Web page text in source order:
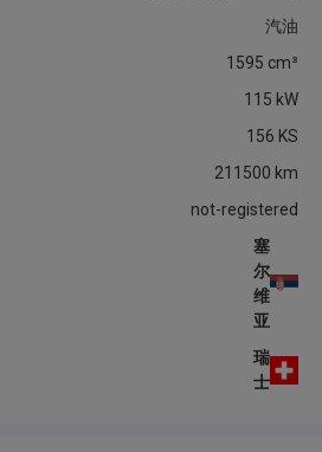
汽油
1595 cm³
115 kW
156 KS
211500 km
not-registered
塞
尔
维
亚
瑞
士